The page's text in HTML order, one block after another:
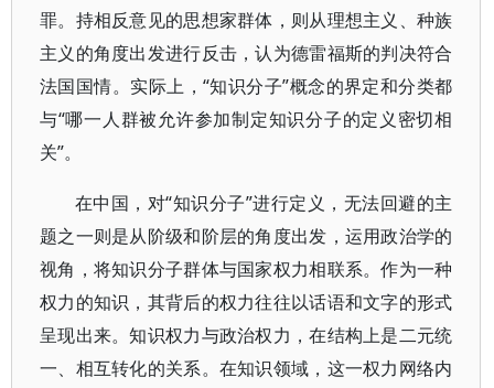
罪。持相反意见的思想家群体，则从理想主义、种族
主义的角度出发进行反击，认为德雷福斯的判决符合
法国国情。实际上，“知识分子”概念的界定和分类都
与“哪一人群被允许参加制定知识分子的定义密切相
关”。
在中国，对“知识分子”进行定义，无法回避的主
题之一则是从阶级和阶层的角度出发，运用政治学的
视角，将知识分子群体与国家权力相联系。作为一种
权力的知识，其背后的权力往往以话语和文字的形式
呈现出来。知识权力与政治权力，在结构上是二元统
一、相互转化的关系。在知识领域，这一权力网络内